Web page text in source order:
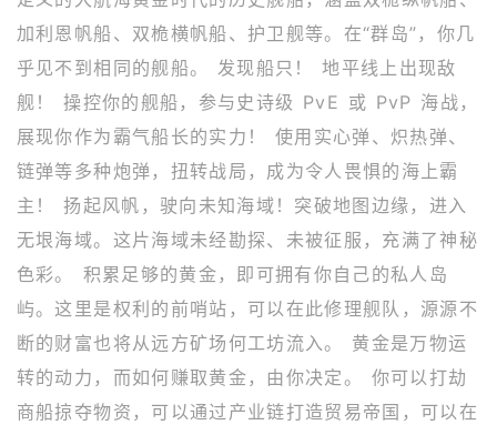
加利恩帆船、双桅横帆船、护卫舰等。在“群岛”，你几
乎见不到相同的舰船。 发现船只！ 地平线上出现敌
舰！ 操控你的舰船，参与史诗级 PvE 或 PvP 海战，
展现你作为霸气船长的实力！ 使用实心弹、炽热弹、
链弹等多种炮弹，扭转战局，成为令人畏惧的海上霸
主！ 扬起风帆，驶向未知海域！突破地图边缘，进入
无垠海域。这片海域未经勘探、未被征服，充满了神秘
色彩。 积累足够的黄金，即可拥有你自己的私人岛
屿。这里是权利的前哨站，可以在此修理舰队，源源不
断的财富也将从远方矿场何工坊流入。 黄金是万物运
转的动力，而如何赚取黄金，由你决定。 你可以打劫
商船掠夺物资，可以通过产业链打造贸易帝国，可以在